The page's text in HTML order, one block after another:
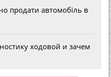
продати автомобіль в
ходовой и зачем